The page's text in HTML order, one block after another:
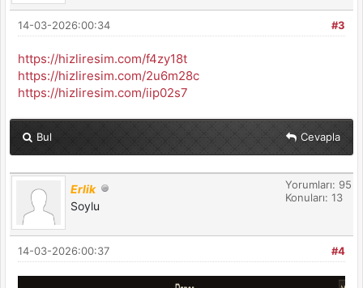
#3
14-03-2026:00:34
https://hizliresim.com/f4zy18t
https://hizliresim.com/2u6m28c
https://hizliresim.com/iip02s7
Bul Cevapla
Erlik
Soylu
Yorumları: 95
Konuları: 13
#4
14-03-2026:00:37